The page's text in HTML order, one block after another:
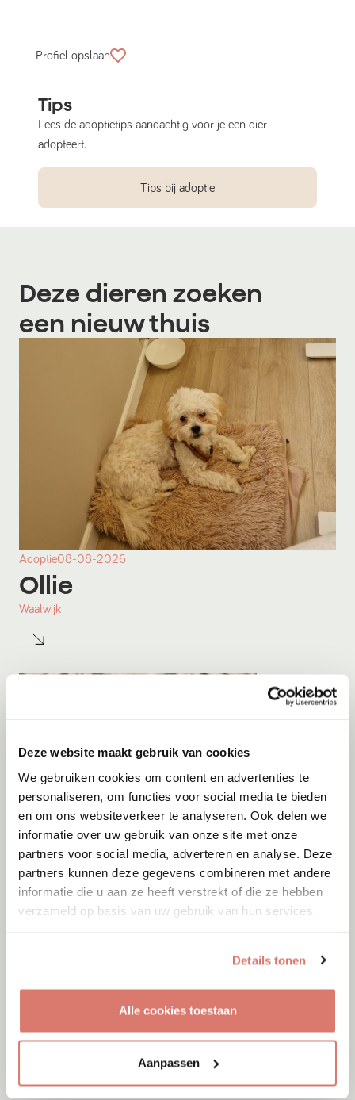
Deze website maakt gebruik van cookies
We gebruiken cookies om content en advertenties te
personaliseren, om functies voor social media te bieden
en om ons websiteverkeer te analyseren. Ook delen we
informatie over uw gebruik van onze site met onze
partners voor social media, adverteren en analyse. Deze
partners kunnen deze gegevens combineren met andere
informatie die u aan ze heeft verstrekt of die ze hebben
verzameld op basis van uw gebruik van hun services.
Details tonen
Alle cookies toestaan
Aanpassen
Profiel opslaan
Tips
Lees de adoptietips aandachtig voor je een dier
adopteert.
Tips bij adoptie
Deze dieren zoeken
een nieuw thuis
Adoptie08-08-2026
Ollie
Waalwijk
Kale+ Kimchi